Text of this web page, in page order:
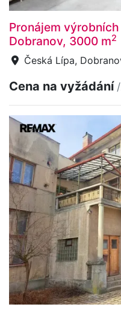
Pronájem
Dobranov, 3000 m2
Česká Lípa,
Cena na vyžádání